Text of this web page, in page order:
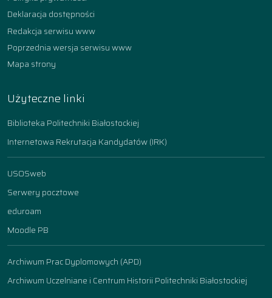
Deklaracja dostępności
Redakcja serwisu www
Poprzednia wersja serwisu www
Mapa strony
Użyteczne linki
Biblioteka Politechniki Białostockiej
Internetowa Rekrutacja Kandydatów (IRK)
USOSweb
Serwery pocztowe
eduroam
Moodle PB
Archiwum Prac Dyplomowych (APD)
Archiwum Uczelniane i Centrum Historii Politechniki Białostockiej